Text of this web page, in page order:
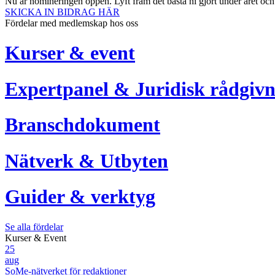
SKICKA IN BIDRAG HÄR
Fördelar med medlemskap hos oss
Kurser & event
Expertpanel & Juridisk
Branschdokument
Nätverk & Utbyten
Guider & verktyg
Se alla fördelar
Kurser & Event
25
aug
SoMe-nätverket för redaktioner